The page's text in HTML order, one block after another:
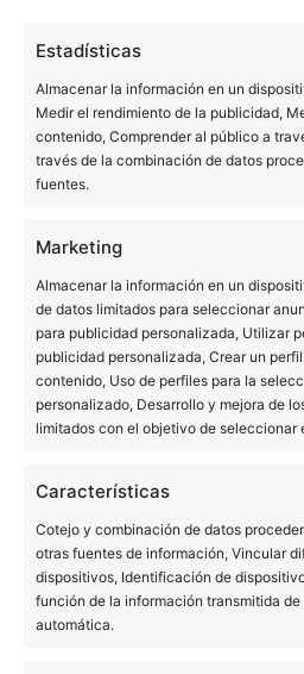
Estadísticas
Almacenar la información en un
Medir el rendimiento de la publicidad,
contenido, Comprender al público a
través de la combinación de datos
fuentes.
Marketing
Almacenar la información en un
de datos limitados para seleccionar
para publicidad personalizada, Utilizar
publicidad personalizada, Crear un
contenido, Uso de perfiles para la
personalizado, Desarrollo y mejora de
limitados con el objetivo de seleccionar
Características
Cotejo y combinación de datos
otras fuentes de información, Vincular
dispositivos, Identificación de
función de la información transmitida de
automática.
Las clínicas dentales Bucalia
actualidad 400.000 pacientes en
pueden estar equivocados.
Queremos agradeceros a todos
de ser cada vez mejores.
08007 Barcelona
TAC en Barcelona
Ortopantomografía en